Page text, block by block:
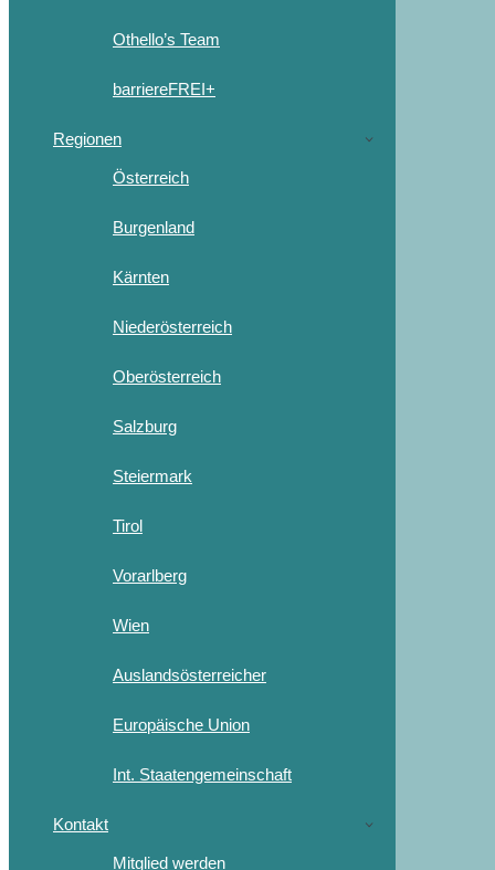
Othello’s Team
barriereFREI+
Regionen
Österreich
Burgenland
Kärnten
Niederösterreich
Oberösterreich
Salzburg
Steiermark
Tirol
Vorarlberg
Wien
Auslandsösterreicher
Europäische Union
Int. Staatengemeinschaft
Kontakt
Mitglied werden